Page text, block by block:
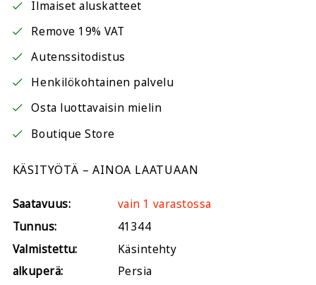
Ilmaiset aluskatteet
Remove 19% VAT
Autenssitodistus
Henkilökohtainen palvelu
Osta luottavaisin mielin
Boutique Store
KÄSITYÖTÄ – AINOA LAATUAAN
Saatavuus:
vain 1 varastossa
Tunnus:
41344
Valmistettu:
Käsintehty
alkuperä:
Persia